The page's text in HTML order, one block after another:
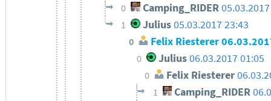
0 Camping_RIDER
1 Julius 05.03.2017 23:43
0 Felix Riesterer
0 Julius06.03.2017 01:05
0 Felix Riesterer
1 Camping_RIDER